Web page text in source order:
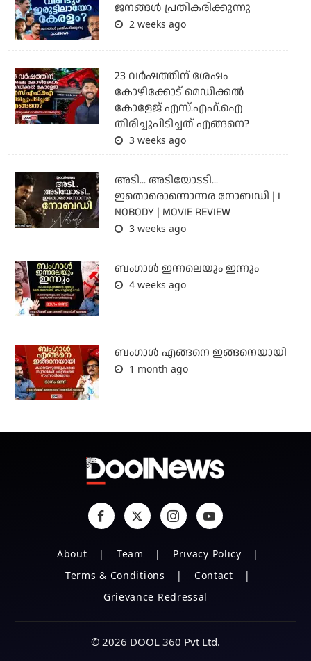
ജനങ്ങൾ പ്രതികരിക്കുന്നു
2 weeks ago
23 വർഷത്തിന് ശേഷം
കോഴിക്കോട് മെഡിക്കൽ
കോളേജ് എസ്.എഫ്.ഐ
തിരിച്ചുപിടിച്ചത് എങ്ങനെ?
3 weeks ago
അടി... അടിയോടടി...
ഇതൊരൊന്നൊന്നര നോബഡി | I
NOBODY | MOVIE REVIEW
3 weeks ago
ബംഗാള്‍ ഇന്നലെയും ഇന്നും
4 weeks ago
ബം​ഗാൾ എങ്ങനെ ഇങ്ങനെയായി
1 month ago
About Team
Privacy Policy
Terms & Conditions
Contact
Grievance Redressal
© 2026 DOOL 360 Pvt Ltd.